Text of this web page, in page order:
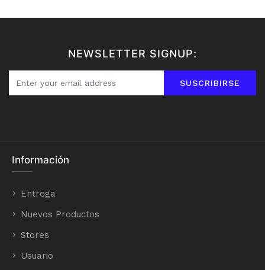
NEWSLETTER SIGNUP:
SUSCRIBIRSE
Información
Entrega
Nuevos Productos
Stores
Usuario